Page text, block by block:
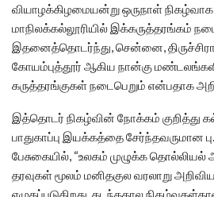
வியாழக்கிழமையன்று ஒருநாள்
மாநிலக்கல்லூரியில் இக்கருத்தரங்கம்
இதனைத்தொடர்ந்து, சென்னை,
கோயம்புத்தூர் ஆகிய நான்கு
கருத்தரங்குகள் நடைபெறும் என்பதாக
இத்தொடர் நிகழ்வின் நோக்கம் குறித்து
பாதுகாப்பு இயக்கத்தை சேர்ந்தவருமான
பேசுகையில், “உலகம் முழுக்க
தரவுகள் மூலம் மனிதகுல வரலாறு
எழுதப்படுகிறது. கடந்தகால